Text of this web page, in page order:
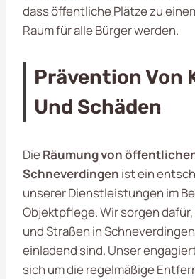
dass öffentliche Plätze zu
Raum für alle Bürger werden.
Prävention Von
Und Schäden
DieRäumung von
Schneverdingen ist ein
unserer Dienstleistungen im
Objektpflege. Wir sorgen
und Straßen in
einladend sind. Unser
sich um die regelmäßige